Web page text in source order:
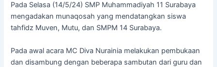
Pada Selasa (14/5/24) SMP Muhammadiyah 11 Surabaya
mengadakan munaqosah yang mendatangkan siswa
tahfidz Muven, Mutu, dan SMPM 14 Surabaya.
Pada awal acara MC Diva Nurainia melakukan pembukaan
dan disambung dengan beberapa sambutan dari guru dan